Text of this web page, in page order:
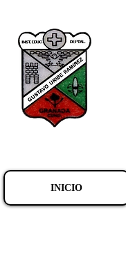
INICIO